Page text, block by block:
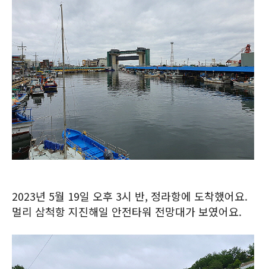
2023년 5월 19일 오후 3시 반, 정라항에 도착했어요.
멀리 삼척항 지진해일 안전타워 전망대가 보였어요.